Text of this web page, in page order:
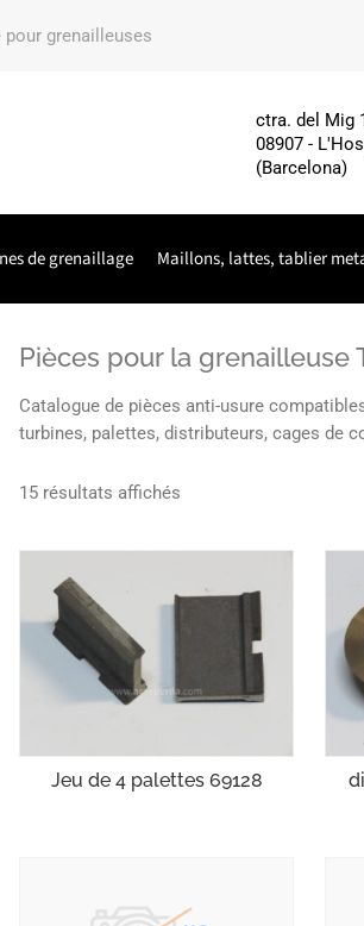
grenailleuses
ctra. del Mig
08907 -
(Barcelona)
de grenaillage Maillons, lattes, tablier
Pièces pour la grenailleuse
Catalogue de pièces anti-usure
turbines, palettes, distributeurs, cages de
15 résultats affichés
Jeu de 4 palettes 69128